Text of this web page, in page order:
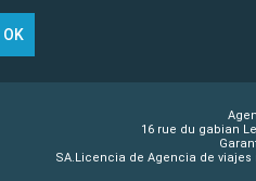
OK
16 rue du gabian
SA.Licencia de Agencia de viajes